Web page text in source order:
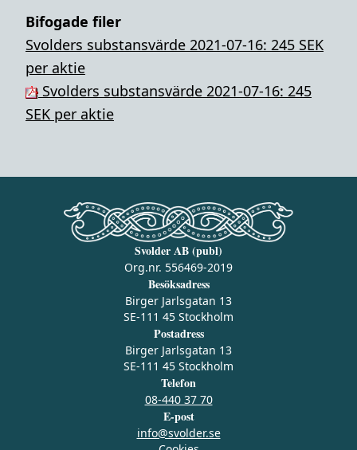
Bifogade filer
Svolders substansvärde 2021-07-16: 245 SEK
per aktie
Svolders substansvärde 2021-07-16: 245
SEK per aktie
Svolder AB (publ)
Org.nr. 556469-2019
Besöksadress
Birger Jarlsgatan 13
SE-111 45 Stockholm
Postadress
Birger Jarlsgatan 13
SE-111 45 Stockholm
Telefon
08-440 37 70
E-post
info@svolder.se